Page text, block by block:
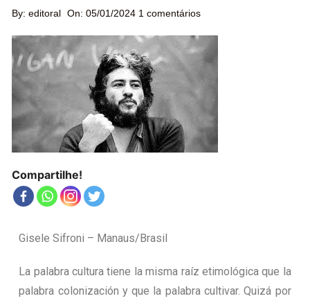
By: editoral On:05/01/2024 1 comentários
Compartilhe!
Gisele Sifroni – Manaus/Brasil
La palabra cultura tiene la misma raíz etimológica que la
palabra colonización y que la palabra cultivar. Quizá por